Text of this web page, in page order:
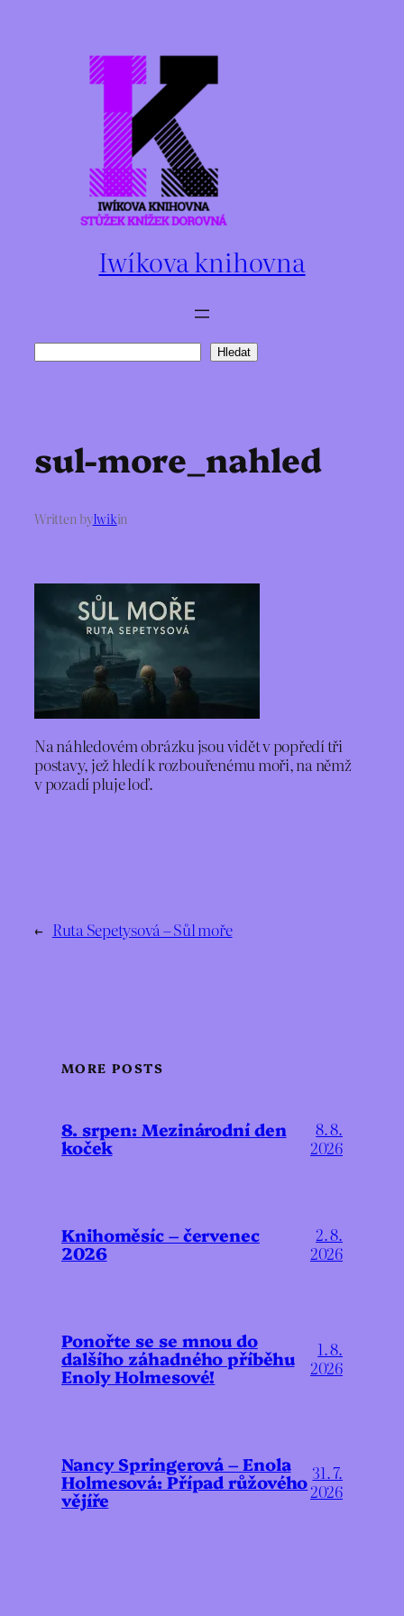
Iwíkova knihovna
Hledat
sul-more_nahled
Written byIwikin
Na náhledovém obrázku jsou vidět v popředí tři
postavy, jež hledí k rozbouřenému moři, na němž
v pozadí pluje loď.
← Ruta Sepetysová – Sůl moře
MORE POSTS
8. srpen: Mezinárodní den
koček
8. 8.
2026
Knihoměsíc – červenec
2026
2. 8.
2026
Ponořte se se mnou do
dalšího záhadného příběhu
Enoly Holmesové!
1. 8.
2026
Nancy Springerová – Enola
Holmesová: Případ růžového
vějíře
31. 7.
2026